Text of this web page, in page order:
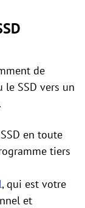
de
le SSD vers un
en toute
tiers
, qui est votre
et